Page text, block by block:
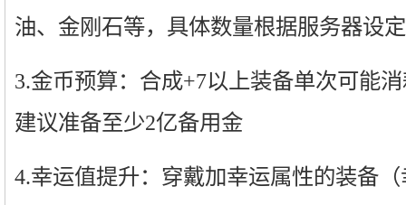
油、金刚石等，具体数量根据服务器设
3.金币预算：合成+7以上装备单次可能
建议准备至少2亿备用金
4.幸运值提升：穿戴加幸运属性的装备